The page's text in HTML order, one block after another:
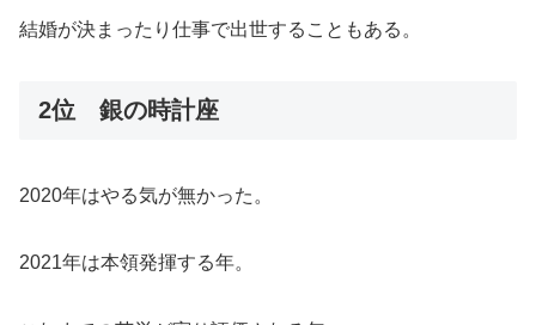
結婚が決まったり仕事で出世することもある。
2位 銀の時計座
2020年はやる気が無かった。
2021年は本領発揮する年。